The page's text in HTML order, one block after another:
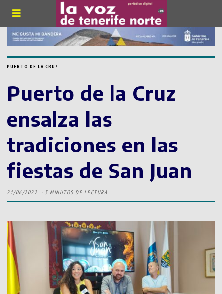
PUERTO DE LA CRUZ
Puerto de la Cruz
ensalza las
tradiciones en las
fiestas de San Juan
21/06/2022 3 MINUTOS DE LECTURA